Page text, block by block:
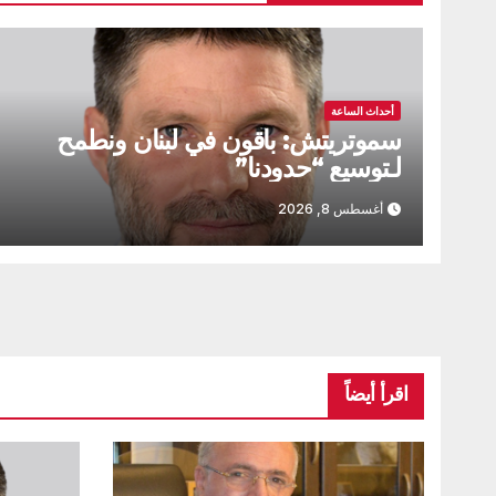
أحداث الساعة
سموتريتش: باقون في لبنان ونطمح
لـتوسيع “حدودنا”
أغسطس 8, 2026
اقرأ أيضاً